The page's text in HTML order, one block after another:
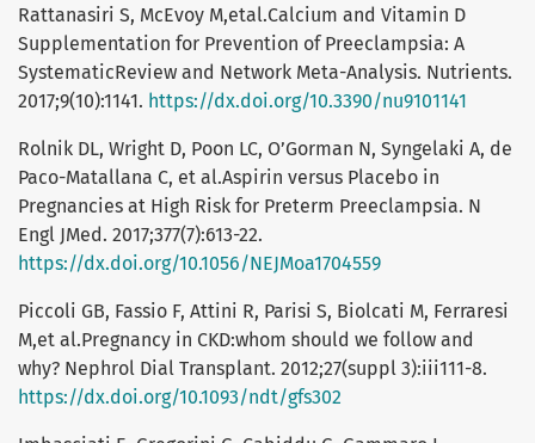
Rattanasiri S, McEvoy M,etal.Calcium and Vitamin D
Supplementation for Prevention of Preeclampsia: A
SystematicReview and Network Meta-Analysis. Nutrients.
2017;9(10):1141. https://dx.doi.org/10.3390/nu9101141
Rolnik DL, Wright D, Poon LC, O’Gorman N, Syngelaki A, de
Paco-Matallana C, et al.Aspirin versus Placebo in
Pregnancies at High Risk for Preterm Preeclampsia. N
Engl JMed. 2017;377(7):613-22.
https://dx.doi.org/10.1056/NEJMoa1704559
Piccoli GB, Fassio F, Attini R, Parisi S, Biolcati M, Ferraresi
M,et al.Pregnancy in CKD:whom should we follow and
why? Nephrol Dial Transplant. 2012;27(suppl 3):iii111-8.
https://dx.doi.org/10.1093/ndt/gfs302